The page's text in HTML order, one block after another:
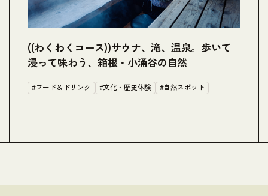
((わくわくコース))サウナ、滝、温泉。歩いて
浸って味わう、箱根・小涌谷の自然
#フード＆ドリンク #文化・歴史体験 #自然スポット